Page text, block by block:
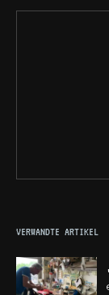
VERWANDTE ARTIKEL